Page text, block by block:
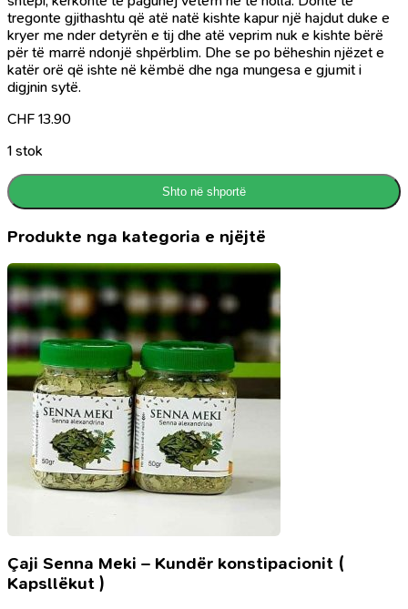
tregonte gjithashtu që atë natë kishte kapur një hajdut duke e
kryer me nder detyrën e tij dhe atë veprim nuk e kishte bërë
për të marrë ndonjë shpërblim. Dhe se po bëheshin njëzet e
katër orë që ishte në këmbë dhe nga mungesa e gjumit i
digjnin sytë.
CHF 13.90
1 stok
Shto në shportë
Produkte nga kategoria e njëjtë
Çaji Senna Meki – Kundër konstipacionit (
Kapsllëkut )